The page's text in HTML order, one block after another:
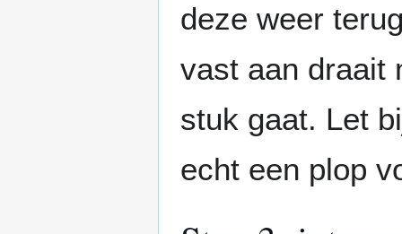
deze weer
vast aan draait
stuk gaat. Let
echt een plop